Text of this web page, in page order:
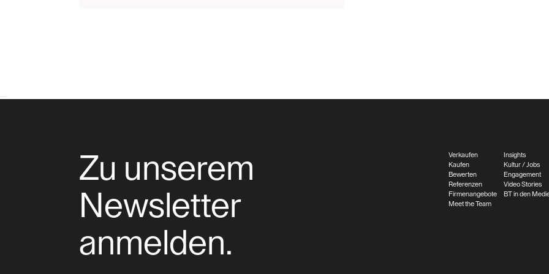
Zu unserem
Newsletter
anmelden.
Verkaufen
Kaufen
Bewerten
Referenzen
Firmenangebote
Meet the Team
Insights
Kultur / Jobs
Engagement
Video Stories
BT in den